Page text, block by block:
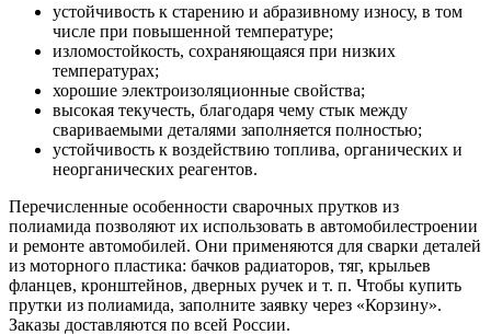
устойчивость к старению и абразивному износу, в том
числе при повышенной температуре;
изломостойкость, сохраняющаяся при низких
температурах;
хорошие электроизоляционные свойства;
высокая текучесть, благодаря чему стык между
свариваемыми деталями заполняется полностью;
устойчивость к воздействию топлива, органических и
неорганических реагентов.
Перечисленные особенности сварочных прутков из
полиамида позволяют их использовать в автомобилестроении
и ремонте автомобилей. Они применяются для сварки деталей
из моторного пластика: бачков радиаторов, тяг, крыльев
фланцев, кронштейнов, дверных ручек и т. п. Чтобы купить
прутки из полиамида, заполните заявку через «Корзину».
Заказы доставляются по всей России.